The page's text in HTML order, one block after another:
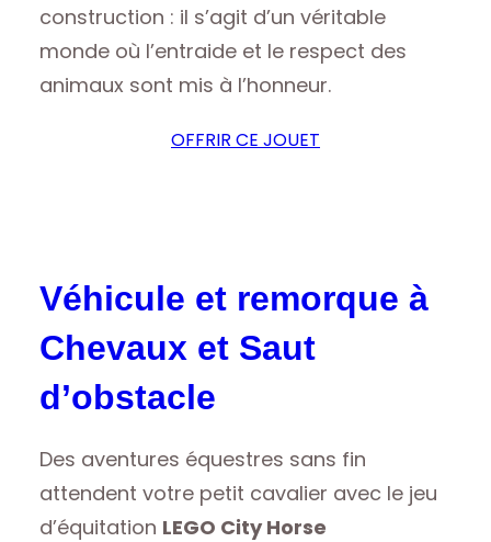
construction : il s’agit d’un véritable
monde où l’entraide et le respect des
animaux sont mis à l’honneur.
OFFRIR CE JOUET
Véhicule et remorque à
Chevaux et Saut
d’obstacle
Des aventures équestres sans fin
attendent votre petit cavalier avec le jeu
d’équitation LEGO City Horse